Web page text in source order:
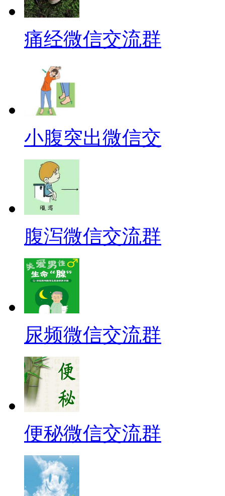
痛经微信交流群
小腹突出微信交
腹泻微信交流群
尿频微信交流群
便秘微信交流群